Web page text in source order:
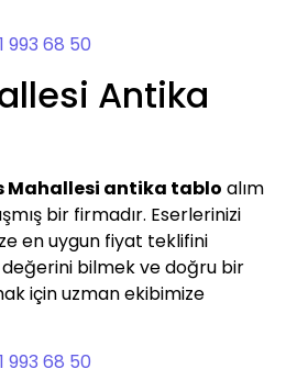
993 68 50
Antika
Mahallesi antika tablo alım
bir firmadır. Eserlerinizi
en uygun fiyat teklifini
değerini bilmek ve doğru bir
için uzman ekibimize
993 68 50